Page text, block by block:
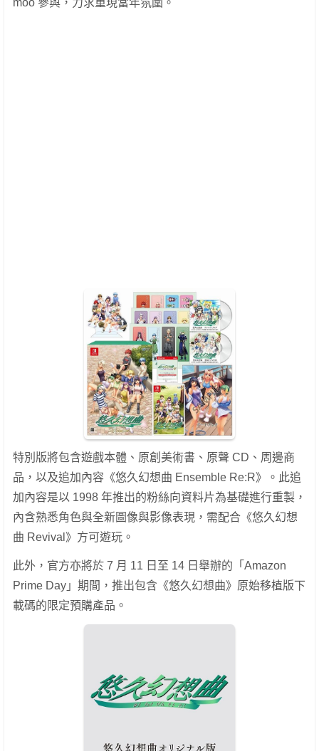
moo 參與，力求重現當年氛圍。
特別版將包含遊戲本體、原創美術書、原聲 CD、周邊商
品，以及追加內容《悠久幻想曲 Ensemble Re:R》。此追
加內容是以 1998 年推出的粉絲向資料片為基礎進行重製，
內含熟悉角色與全新圖像與影像表現，需配合《悠久幻想
曲 Revival》方可遊玩。
此外，官方亦將於 7 月 11 日至 14 日舉辦的「Amazon
Prime Day」期間，推出包含《悠久幻想曲》原始移植版下
載碼的限定預購產品。